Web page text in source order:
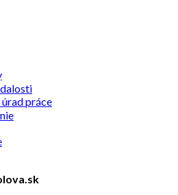
práce